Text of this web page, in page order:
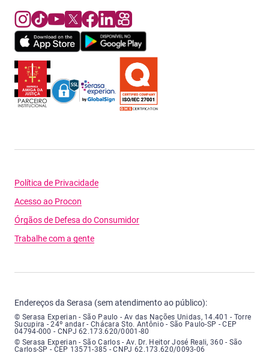
Política de Privacidade
Acesso ao Procon
Órgãos de Defesa do Consumidor
Trabalhe com a gente
Endereços da Serasa (sem atendimento ao público):
Serasa Experian - São Paulo - Endereço: Avenida das Nações Unidas,
© Serasa Experian - São Paulo - Av das Nações Unidas, 14.401 - Torre
Sucupira - 24º andar - Chácara Sto. Antônio - São Paulo-SP - CEP
04794-000 - CNPJ 62.173.620/0001-80
Serasa Experian - São Carlos - Endereço: Avenida Doutor Heitor José
© Serasa Experian - São Carlos - Av. Dr. Heitor José Reali, 360 - São
Carlos-SP - CEP 13571-385 - CNPJ 62.173.620/0093-06